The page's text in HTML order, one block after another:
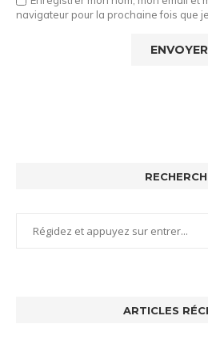
navigateur pour la prochaine fois que
ARTICLES